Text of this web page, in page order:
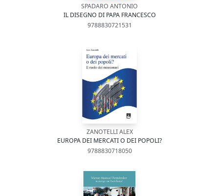
SPADARO ANTONIO
IL DISEGNO DI PAPA FRANCESCO
9788830721531
ZANOTELLI ALEX
EUROPA DEI MERCATI O DEI POPOLI?
9788830718050